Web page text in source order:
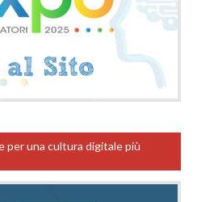
per una cultura digitale più